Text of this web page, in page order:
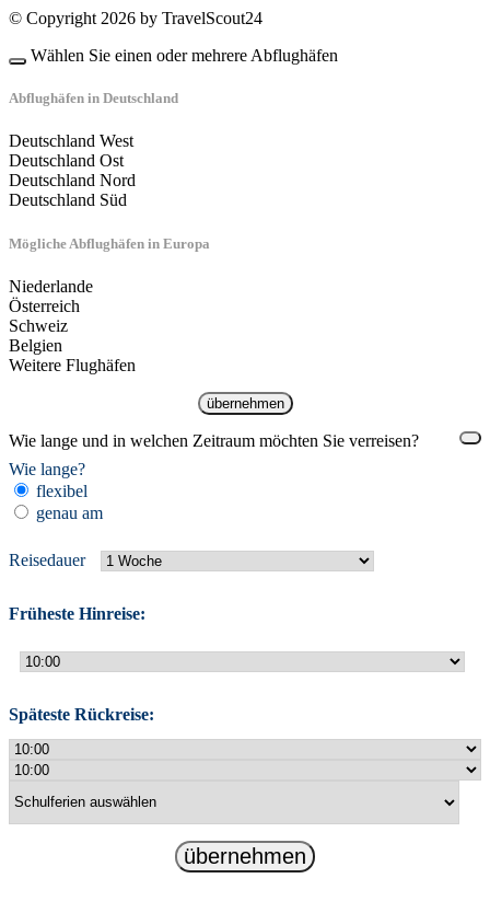
© Copyright 2026 by TravelScout24
Wählen Sie einen oder mehrere Abflughäfen
Abflughäfen in Deutschland
Deutschland West
Deutschland Ost
Deutschland Nord
Deutschland Süd
Mögliche Abflughäfen in Europa
Niederlande
Österreich
Schweiz
Belgien
Weitere Flughäfen
übernehmen
Wie lange und in welchen Zeitraum möchten Sie verreisen?
Wie lange?
flexibel
genau am
Reisedauer
Früheste Hinreise:
Späteste Rückreise:
übernehmen